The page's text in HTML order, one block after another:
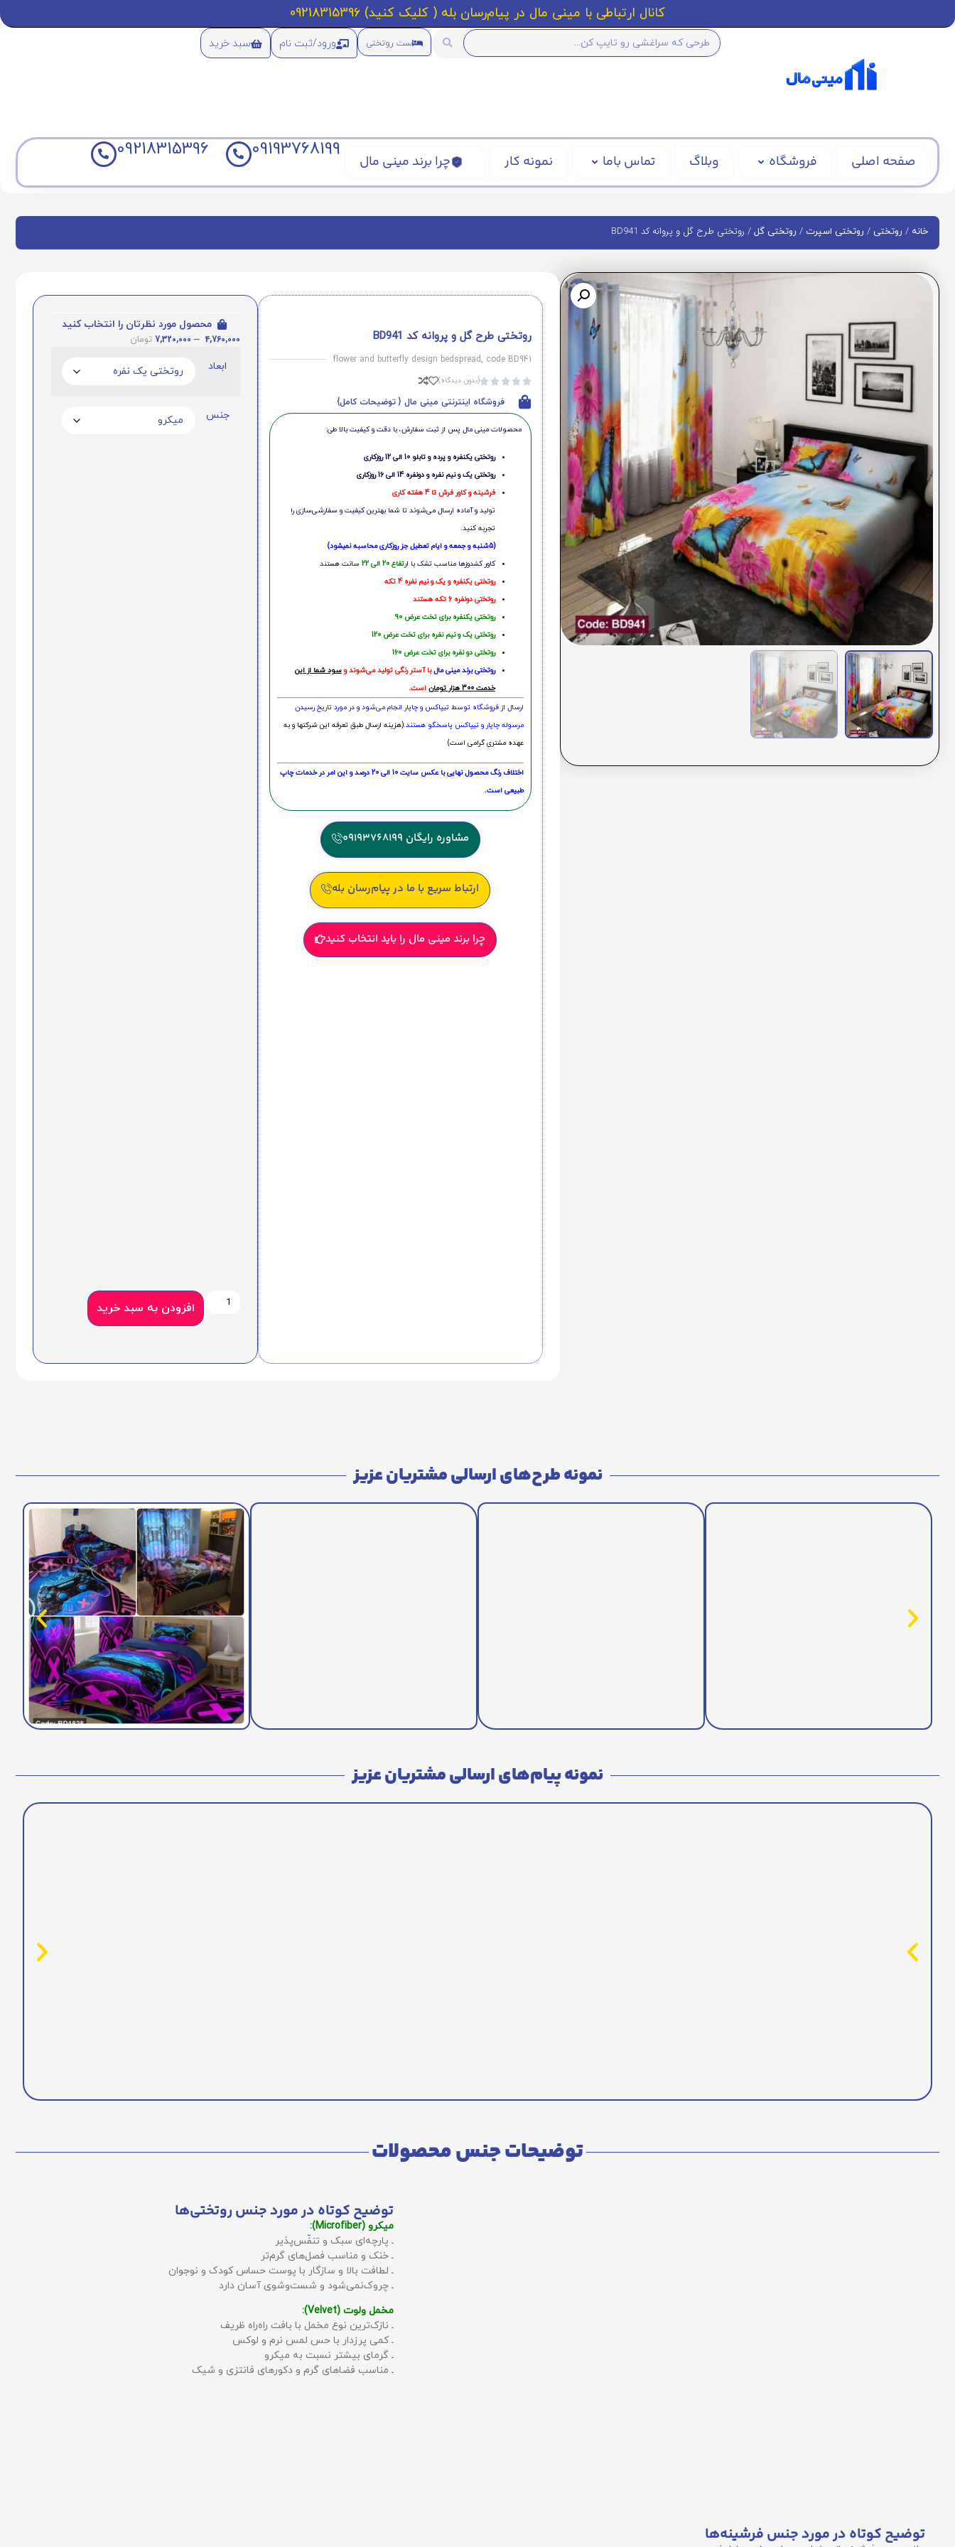
کانال ارتباطی با مینی مال در پیام‌رسان بله ( کلیک کنید) 09218315396
ست روتختی ورود/ثبت نام سبد خرید
صفحه اصلی فروشگاه وبلاگ تماس باما نمونه کار چرا برند مینی مال
09193768199
09218315396
خانه / روتختی / روتختی اسپرت / روتختی گل / روتختی طرح گل و پروانه کد BD941
روتختی طرح گل و پروانه کد BD941
flower and butterfly design bedspread, code BD941




(بدون دیدگاه)
فروشگاه اینترنتی مینی مال { توضیحات کامل}
محصولات مینی‌ مال پس از ثبت سفارش، با دقت و کیفیت بالا طی:
روتختی یکنفره و پرده و تابلو 10 الی 12 روزکاری
روتختی یک و نیم نفره و دونفره 14 الی 16 روزکاری
فرشینه و کاور فرش تا 4 هفته کاری
تولید و آماده ارسال می‌شوند تا شما بهترین کیفیت و سفارشی‌سازی را
تجربه کنید.
(5شنبه و جمعه و ایام تعطیل جز روزکاری محاسبه نمیشود)
کاور کشدوزها مناسب تشک با ارتفاع 20 الی 22
سانت هستند
روتختی یکنفره و یک و نیم نفره 4 تکه
روتختی دونفره 6 تکه هستند
روتختی یکنفره برای تخت عرض 90
روتختی یک و نیم نفره برای تخت عرض 120
روتختی دو نفره برای تخت عرض 160
روتختی‌ برند مینی مالبا آستر رنگی تولید می‌شوند وسود شما از این
خدمت 300 هزار تومان
است.
ارسال از فروشگاه توسط تیپاکس و چاپار انجام می‌شود و در مورد تاریخ رسیدن
مرسوله چاپار و تیپاکس پاسخگو هستند.(هزینه ارسال طبق تعرفه این شرکتها و به
عهده مشتری گرامی است)
اختلاف رنگ محصول نهایی با عکس سایت 10 الی 20 درصد و این امر در خدمات چاپ
طبیعی است.
مشاوره رایگان 09193768199
ارتباط سریع با ما در پیام‌رسان بله
چرا برند مینی مال را باید انتخاب کنید
محصول مورد نظرتان را انتخاب کنید
4,760,000
–
7,320,000 تومان
ابعاد
جنس
افزودن به سبد خرید
نمونه طرح‌های ارسالی مشتریان عزیز
نمونه پیام‌های ارسالی مشتریان عزیز
توضیحات جنس محصولات
توضیح کوتاه در مورد جنس روتختی‌ها
میکرو (Microfiber):
ـ پارچه‌ای سبک و تنفّس‌پذیر
ـ خنک و مناسب فصل‌های گرم‌تر
ـ لطافت بالا و سازگار با پوست حساس کودک و نوجوان
ـ چروک‌نمی‌شود و شست‌وشوی آسان دارد
مخمل ولوت (Velvet):
ـ نازک‌ترین نوع مخمل با بافت راه‌راه ظریف
ـ کمی پرزدار با حس لمس نرم و لوکس
ـ گرمای بیشتر نسبت به میکرو
ـ مناسب فضاهای گرم و دکورهای فانتزی و شیک
توضیح کوتاه در مورد جنس فرشینه‌ها